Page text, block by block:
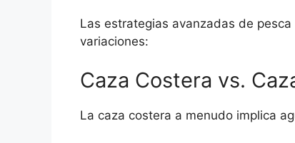
Las estrategias avanzadas de
variaciones:
Caza Costera vs.
La caza costera a menudo implica